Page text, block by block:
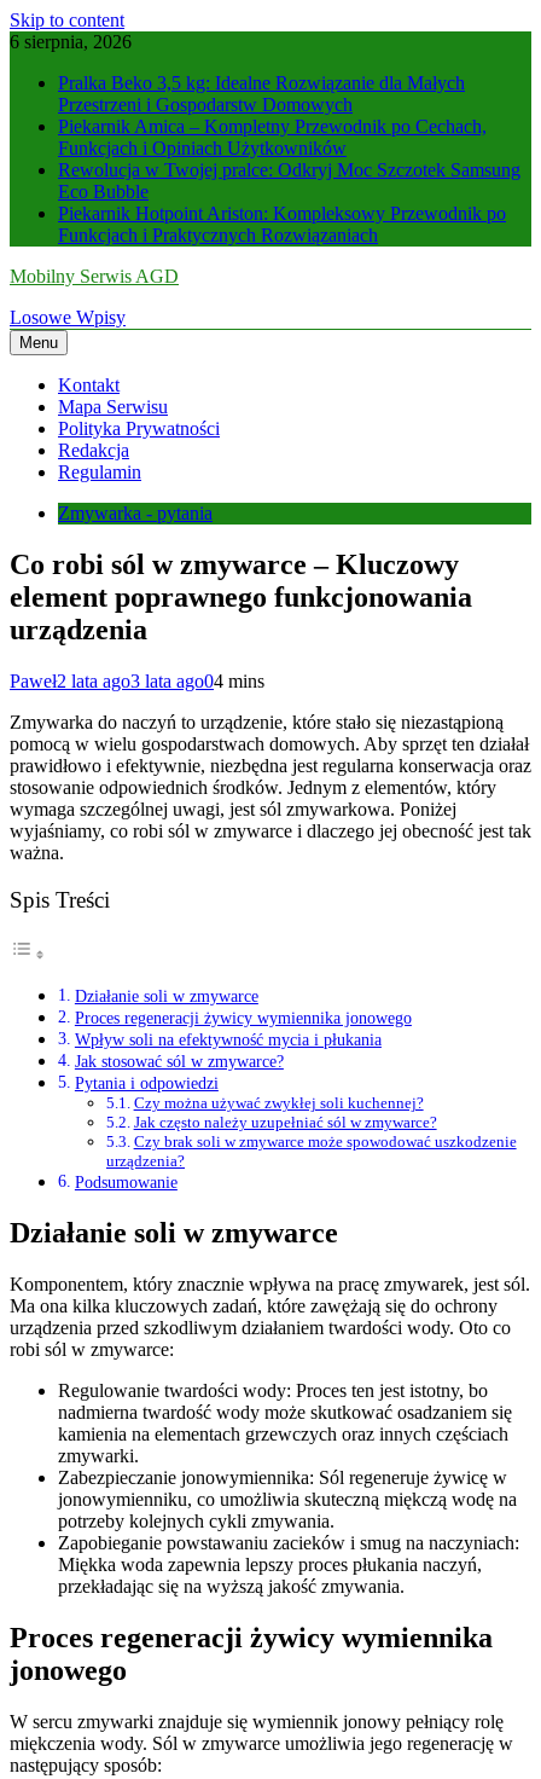
Skip to content
6 sierpnia, 2026
Pralka Beko 3,5 kg: Idealne Rozwiązanie dla Małych
Przestrzeni i Gospodarstw Domowych
Piekarnik Amica – Kompletny Przewodnik po Cechach,
Funkcjach i Opiniach Użytkowników
Rewolucja w Twojej pralce: Odkryj Moc Szczotek Samsung
Eco Bubble
Piekarnik Hotpoint Ariston: Kompleksowy Przewodnik po
Funkcjach i Praktycznych Rozwiązaniach
Mobilny Serwis AGD
Losowe Wpisy
Menu
Kontakt
Mapa Serwisu
Polityka Prywatności
Redakcja
Regulamin
Zmywarka - pytania
Co robi sól w zmywarce – Kluczowy
element poprawnego funkcjonowania
urządzenia
Paweł2 lata ago3 lata ago04 mins
Zmywarka do naczyń to urządzenie, które stało się niezastąpioną
pomocą w wielu gospodarstwach domowych. Aby sprzęt ten działał
prawidłowo i efektywnie, niezbędna jest regularna konserwacja oraz
stosowanie odpowiednich środków. Jednym z elementów, który
wymaga szczególnej uwagi, jest sól zmywarkowa. Poniżej
wyjaśniamy, co robi sól w zmywarce i dlaczego jej obecność jest tak
ważna.
Spis Treści
Działanie soli w zmywarce
Proces regeneracji żywicy wymiennika jonowego
Wpływ soli na efektywność mycia i płukania
Jak stosować sól w zmywarce?
Pytania i odpowiedzi
Czy można używać zwykłej soli kuchennej?
Jak często należy uzupełniać sól w zmywarce?
Czy brak soli w zmywarce może spowodować uszkodzenie
urządzenia?
Podsumowanie
Działanie soli w zmywarce
Komponentem, który znacznie wpływa na pracę zmywarek, jest sól.
Ma ona kilka kluczowych zadań, które zawężają się do ochrony
urządzenia przed szkodliwym działaniem twardości wody. Oto co
robi sól w zmywarce:
Regulowanie twardości wody: Proces ten jest istotny, bo
nadmierna twardość wody może skutkować osadzaniem się
kamienia na elementach grzewczych oraz innych częściach
zmywarki.
Zabezpieczanie jonowymiennika: Sól regeneruje żywicę w
jonowymienniku, co umożliwia skuteczną miękczą wodę na
potrzeby kolejnych cykli zmywania.
Zapobieganie powstawaniu zacieków i smug na naczyniach:
Miękka woda zapewnia lepszy proces płukania naczyń,
przekładając się na wyższą jakość zmywania.
Proces regeneracji żywicy wymiennika
jonowego
W sercu zmywarki znajduje się wymiennik jonowy pełniący rolę
miękczenia wody. Sól w zmywarce umożliwia jego regenerację w
następujący sposób: